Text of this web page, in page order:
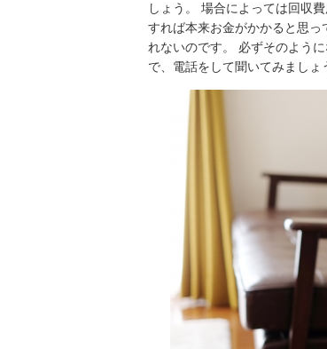
しょう。 場合によっては回収
すれば本来お金がかかると思
れないのです。 必ずそのよう
で、電話をして聞いてみましょ